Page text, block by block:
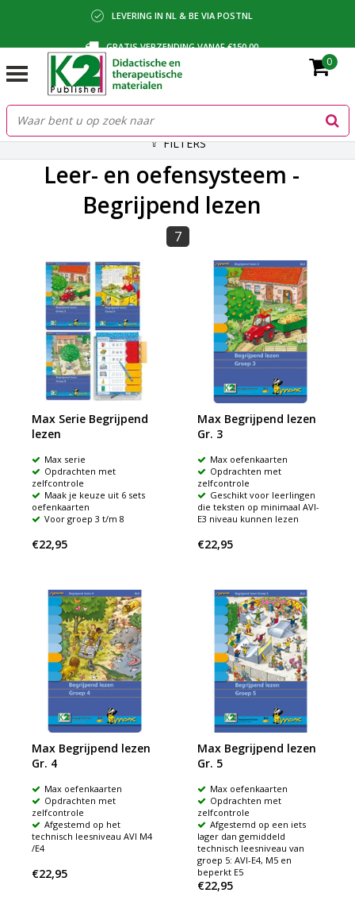
LEVERING IN NL & BE VIA POSTNL
GRATIS VERZENDING VANAF €150,00
BETALING VIA IDEAL, BANCONTACT OF FACTUUR
0
FILTERS
Leer- en oefensysteem -
Begrijpend lezen
7
Max Serie Begrijpend
lezen
Max serie
Opdrachten met
zelfcontrole
Maak je keuze uit 6 sets
oefenkaarten
Voor groep 3 t/m 8
€22,95
Max Begrijpend lezen
Gr. 3
Max oefenkaarten
Opdrachten met
zelfcontrole
Geschikt voor leerlingen
die teksten op minimaal AVI-
E3 niveau kunnen lezen
€22,95
Max Begrijpend lezen
Gr. 4
Max oefenkaarten
Opdrachten met
zelfcontrole
Afgestemd op het
technisch leesniveau AVI M4
/E4
€22,95
Max Begrijpend lezen
Gr. 5
Max oefenkaarten
Opdrachten met
zelfcontrole
Afgestemd op een iets
lager dan gemiddeld
technisch leesniveau van
groep 5: AVI-E4, M5 en
beperkt E5
€22,95